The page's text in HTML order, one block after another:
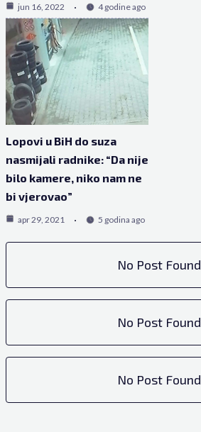
jun 16, 2022 4 godine ago
Lopovi u BiH do suza
nasmijali radnike: “Da nije
bilo kamere, niko nam ne
bi vjerovao”
apr 29, 2021 5 godina ago
No Post Found
No Post Found
No Post Found